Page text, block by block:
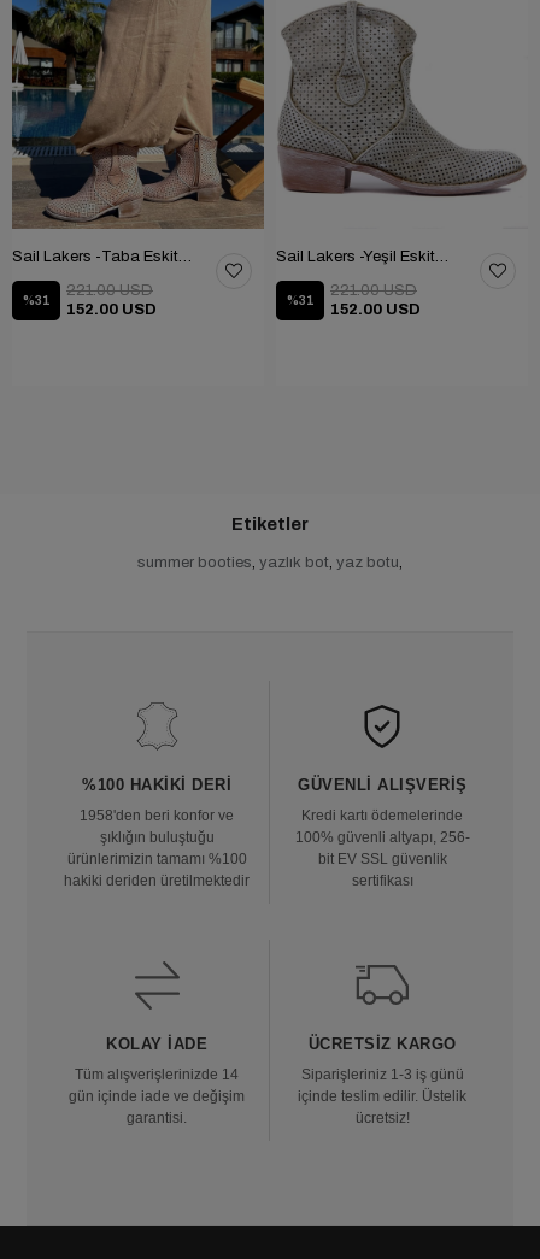
Sail Lakers -Taba Eskitmeli Yaz Botu 105-2500-VENUS
%31
152.00 USD
221.00 USD
Sail Lakers -Yeşil Eskitmeli Fermuarlı Yaz Botu 105-2500-VENUS
%31
152.00 USD
221.00 USD
Etiketler
summer booties, yazlık bot, yaz botu,
%100 HAKIKI DERI
1958'den beri konfor ve
şıklığın buluştuğu
ürünlerimizin tamamı %100
hakiki deriden üretilmektedir
GÜVENLI ALIŞVERIŞ
Kredi kartı ödemelerinde
100% güvenli altyapı, 256-
bit EV SSL güvenlik
sertifikası
KOLAY İADE
Tüm alışverişlerinizde 14
gün içinde iade ve değişim
garantisi.
ÜCRETSIZ KARGO
Siparişleriniz 1-3 iş günü
içinde teslim edilir. Üstelik
ücretsiz!